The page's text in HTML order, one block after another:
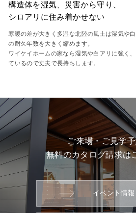
構造体を湿気、災害から守り、
シロアリに住み着かせない
寒暖の差が大きく多湿な北陸の風土は湿気や
の耐久年数を大きく縮めます。
ワイケイホームの家なら湿気や白アリに強く
ているので丈夫で長持ちします。
ご来場・ご見学
無料のカタログ請求は
イベント情報